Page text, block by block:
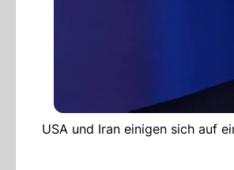
USA und Iran einigen sich auf